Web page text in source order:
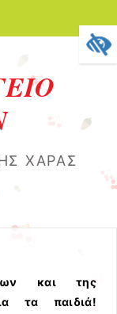
ΧΑΡΆΣ
και της
τα παιδιά!